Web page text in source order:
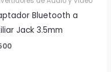
Bluetooth a
Jack 3.5mm